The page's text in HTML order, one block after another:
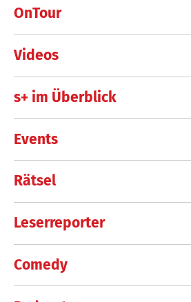
OnTour
Videos
s+ im Überblick
Events
Rätsel
Leserreporter
Comedy